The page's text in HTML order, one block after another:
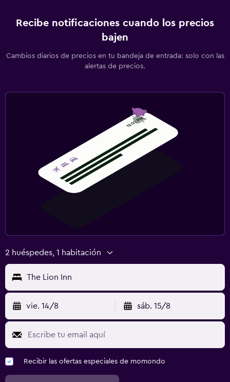
Recibe notificaciones cuando los precios
bajen
Cambios diarios de precios en tu bandeja de entrada: solo con las
alertas de precios.
2 huéspedes, 1 habitación
The Lion Inn
vie. 14/8 sáb. 15/8
Recibir las ofertas especiales de momondo